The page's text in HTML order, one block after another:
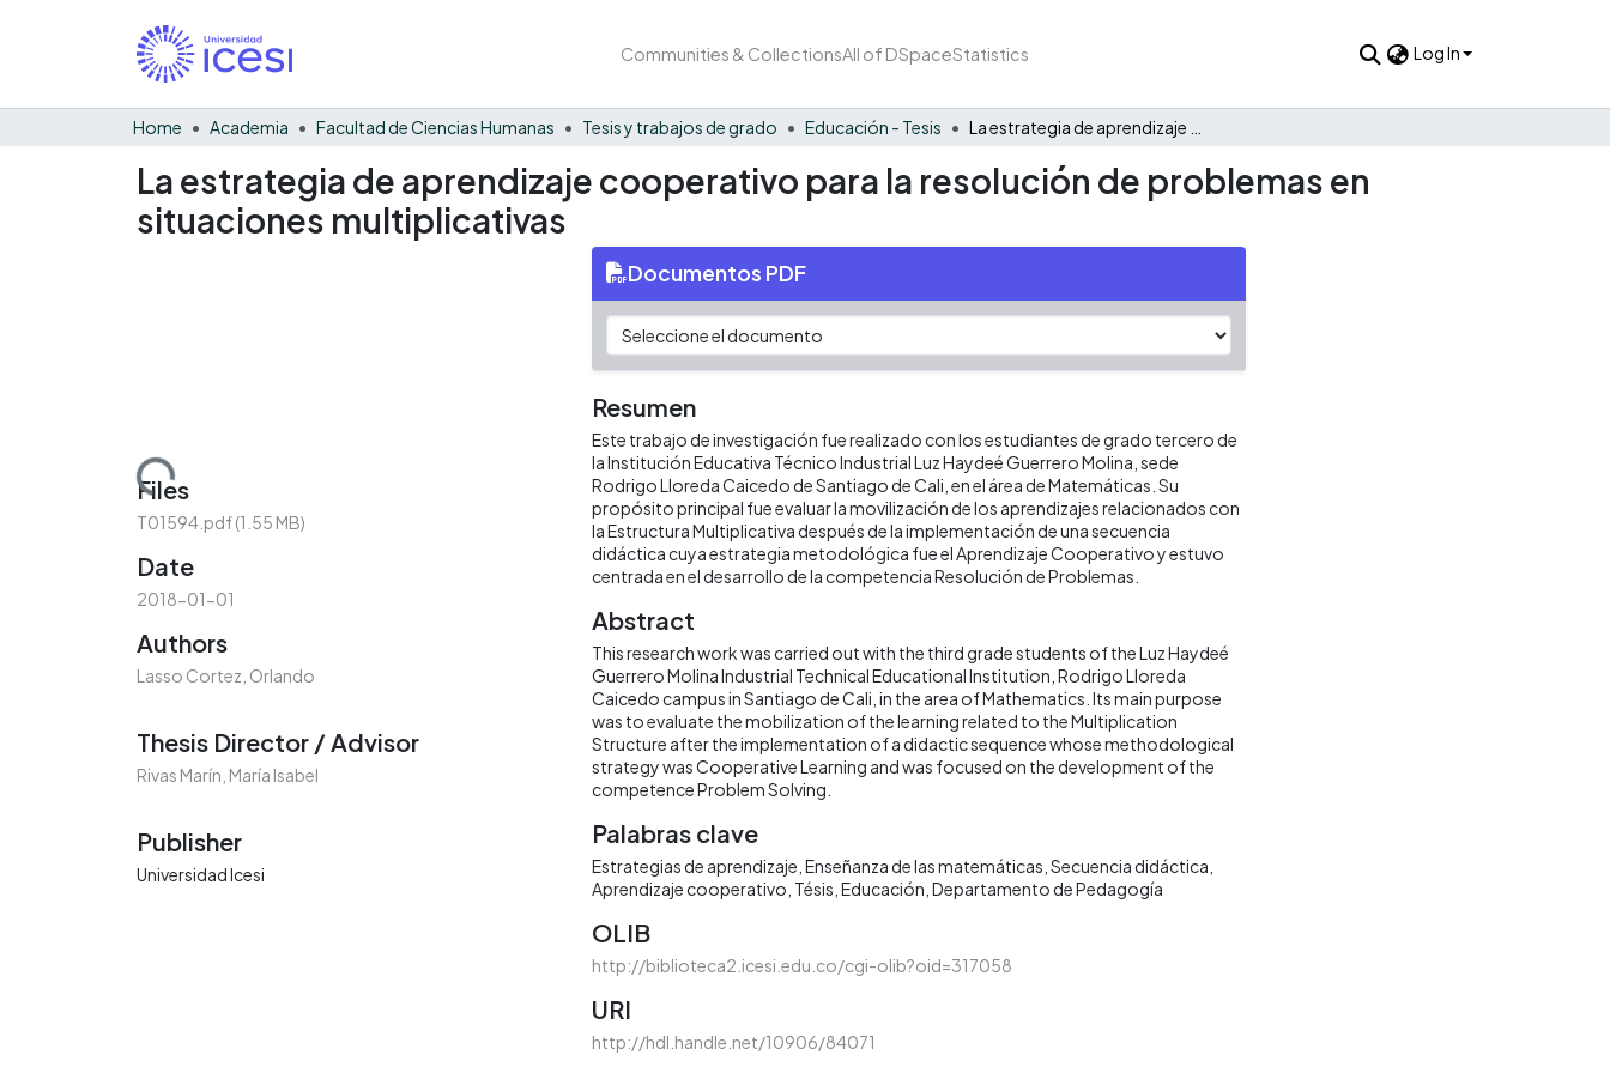
Communities & CollectionsAll of DSpaceStatistics Log In
Home Academia Facultad de Ciencias Humanas Tesis y trabajos de grado Educación - Tesis
La estrategia de aprendizaje cooperativo para la resolución de problemas en
situaciones multiplicativas
Loading...
Files
T01594.pdf(1.55 MB)
Date
2018-01-01
Authors
Lasso Cortez, Orlando
Thesis Director / Advisor
Rivas Marín, María Isabel
Publisher
Universidad Icesi
Documentos PDF
Resumen
Este trabajo de investigación fue realizado con los estudiantes de grado tercero de
la Institución Educativa Técnico Industrial Luz Haydeé Guerrero Molina, sede
Rodrigo Lloreda Caicedo de Santiago de Cali, en el área de Matemáticas. Su
propósito principal fue evaluar la movilización de los aprendizajes relacionados con
la Estructura Multiplicativa después de la implementación de una secuencia
didáctica cuya estrategia metodológica fue el Aprendizaje Cooperativo y estuvo
centrada en el desarrollo de la competencia Resolución de Problemas.
Abstract
This research work was carried out with the third grade students of the Luz Haydeé
Guerrero Molina Industrial Technical Educational Institution, Rodrigo Lloreda
Caicedo campus in Santiago de Cali, in the area of Mathematics. Its main purpose
was to evaluate the mobilization of the learning related to the Multiplication
Structure after the implementation of a didactic sequence whose methodological
strategy was Cooperative Learning and was focused on the development of the
competence Problem Solving.
Palabras clave
Estrategias de aprendizaje Enseñanza de las matemáticas Secuencia didáctica
Aprendizaje cooperativo Tésis Educación Departamento de Pedagogía
OLIB
http://biblioteca2.icesi.edu.co/cgi-olib?oid=317058
URI
http://hdl.handle.net/10906/84071